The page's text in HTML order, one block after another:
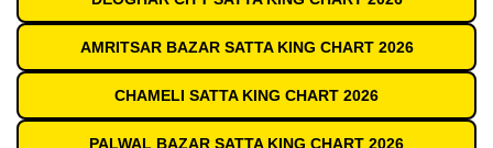
AMRITSAR BAZAR SATTA KING CHART 2026
CHAMELI SATTA KING CHART 2026
PALWAL BAZAR SATTA KING CHART 2026